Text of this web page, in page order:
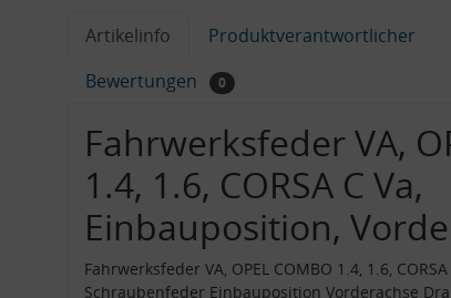
Artikelinfo Produktverantwortlicher
Bewertungen
0
Fahrwerksfeder VA,
1.4, 1.6, CORSA C Va,
Einbauposition,
Fahrwerksfeder VA, OPEL COMBO 1.4, 1.6,
Schraubenfeder Einbauposition Vorderachse